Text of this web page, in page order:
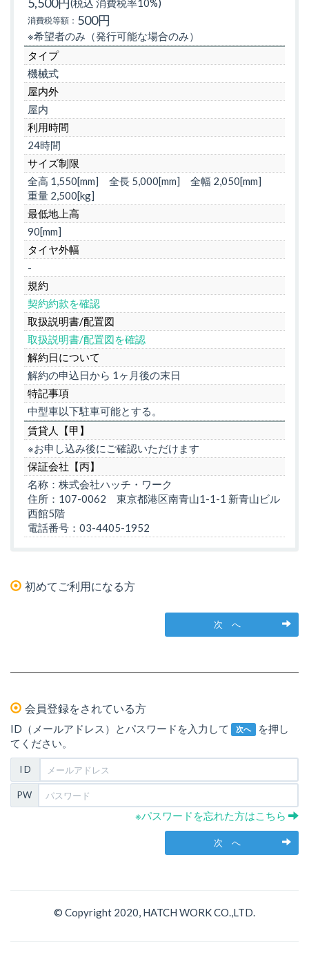
(税込 消費税率10%)
消費税等額： 500円
※希望者のみ（発行可能な場合のみ）
タイプ
機械式
屋内外
屋内
利用時間
24時間
サイズ制限
全高 1,550[mm]
全長 5,000[mm]
全幅 2,050[mm]
重量 2,500[kg]
最低地上高
90[mm]
タイヤ外幅
-
規約
契約約款を確認
取扱説明書/配置図
取扱説明書/配置図を確認
解約日について
解約の申込日から 1ヶ月後の末日
特記事項
中型車以下駐車可能とする。
賃貸人【甲】
※お申し込み後にご確認いただけます
保証会社【丙】
名称：株式会社ハッチ・ワーク
住所：107-0062 東京都港区南青山1-1-1 新青山ビル
西館5階
電話番号：03-4405-1952
初めてご利用になる方
次 へ
会員登録をされている方
ID（メールアドレス）とパスワードを入力して 次へ を押し
てください。
I D
PW
※パスワードを忘れた方はこちら
次 へ
© Copyright 2020, HATCH WORK CO.,LTD.